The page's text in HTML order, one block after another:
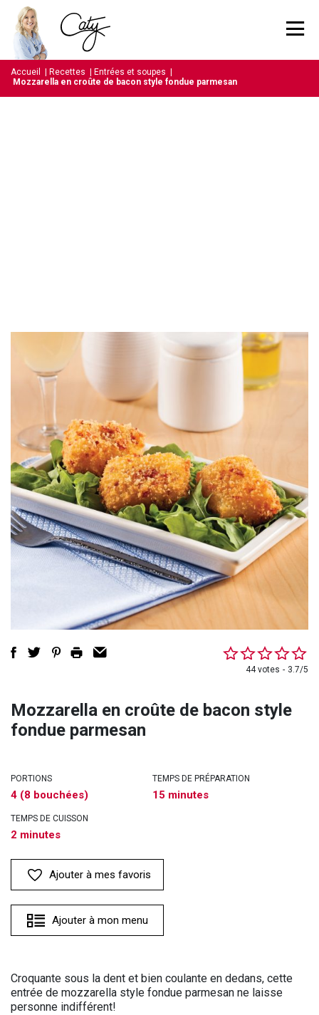
Accueil Recettes Entrées et soupes
Mozzarella en croûte de bacon style fondue parmesan
44 votes 3.7/5
Mozzarella en croûte de bacon style
fondue parmesan
PORTIONS
4 (8 bouchées)
TEMPS DE PRÉPARATION
15 minutes
TEMPS DE CUISSON
2 minutes
Ajouter à mes favoris
Ajouter à mon menu
Croquante sous la dent et bien coulante en dedans, cette
entrée de mozzarella style fondue parmesan ne laisse
personne indifférent!